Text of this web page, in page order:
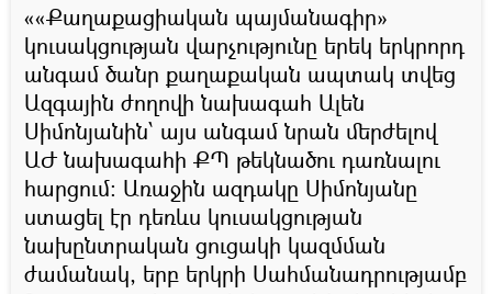
««Քաղաքացիական պայմանագիր»
կուսակցության վարչությունը երեկ երկրորդ
անգամ ծանր քաղաքական ապտակ տվեց
Ազգային ժողովի նախագահ Ալեն
Սիմոնյանին՝ այս անգամ նրան մերժելով
ԱԺ նախագահի ՔՊ թեկնածու դառնալու
հարցում: Առաջին ազդակը Սիմոնյանը
ստացել էր դեռևս կուսակցության
նախընտրական ցուցակի կազմման
ժամանակ, երբ երկրի Սահմանադրությամբ